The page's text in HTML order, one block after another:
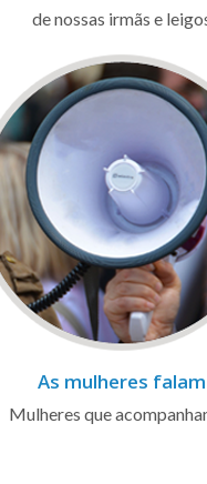
de nossas irmãs e
As mulheres falam
Mulheres que